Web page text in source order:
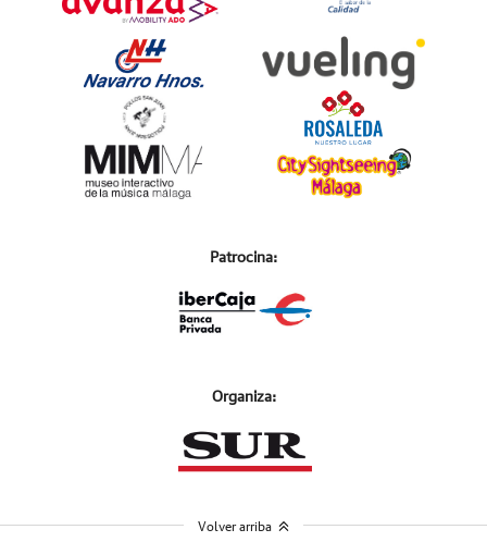
Patrocina:
Organiza:
Volver arriba